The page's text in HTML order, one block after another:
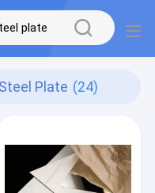
Plate (24)